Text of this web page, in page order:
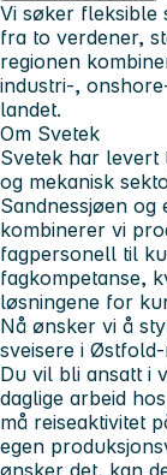
Vi søker fleksible
fra to verdener,
regionen
industri-,
landet.
Om Svetek
Svetek har
og mekanisk
Sandnessjøen og
kombinerer vi
fagpersonell til
fagkompetanse,
løsningene for
Nå ønsker vi å
sveisere i
Du vil bli ansatt i
daglige arbeid
må reiseaktivitet
egen